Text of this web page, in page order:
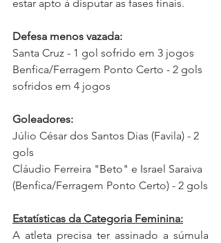
estar apto à disputar as fases finais.
Defesa menos vazada:
Santa Cruz - 1 gol sofrido em 3 jogos
Benfica/Ferragem Ponto Certo - 2 gols
sofridos em 4 jogos
Goleadores:
Júlio César dos Santos Dias (Favila) - 2
gols
Cláudio Ferreira "Beto" e Israel Saraiva
(Benfica/Ferragem Ponto Certo) - 2 gols
Estatísticas da Categoria Feminina:
A atleta precisa ter assinado a súmula